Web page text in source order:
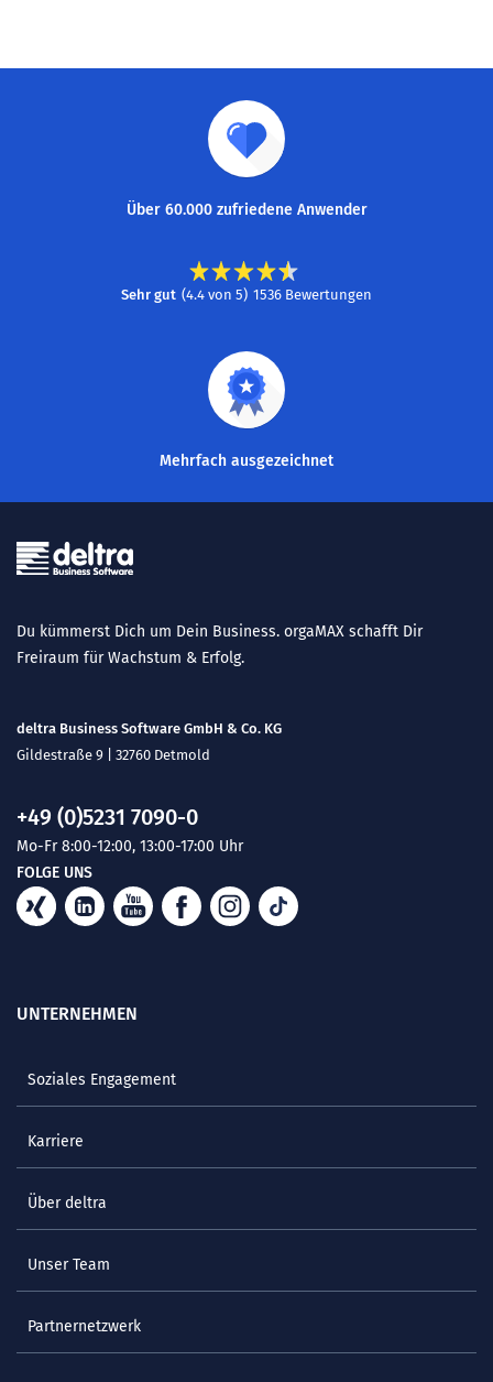
Über 60.000 zufriedene Anwender
Sehr gut (4.4 von 5) 1536 Bewertungen
Mehrfach ausgezeichnet
Du kümmerst Dich um Dein Business. orgaMAX schafft Dir
Freiraum für Wachstum & Erfolg.
deltra Business Software GmbH & Co. KG
Gildestraße 9 | 32760 Detmold
+49 (0)5231 7090-0
Mo-Fr 8:00-12:00, 13:00-17:00 Uhr
FOLGE UNS
UNTERNEHMEN
Soziales Engagement
Karriere
Über deltra
Unser Team
Partnernetzwerk